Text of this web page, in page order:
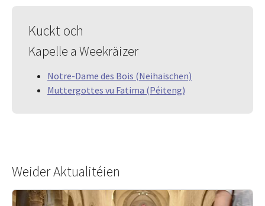
Kuckt och
Kapelle a Weekräizer
Notre-Dame des Bois (Neihaischen)
Muttergottes vu Fatima (Péiteng)
Weider Aktualitéien